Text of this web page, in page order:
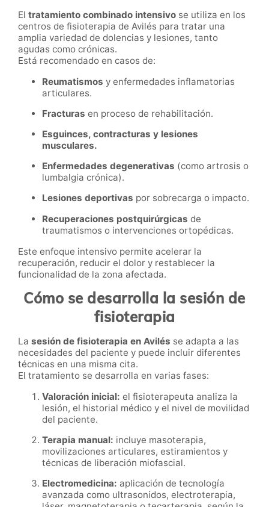
El tratamiento combinado intensivo se utiliza en los
centros de fisioterapia de Avilés para tratar una
amplia variedad de dolencias y lesiones, tanto
agudas como crónicas.
Está recomendado en casos de:
Reumatismos y enfermedades inflamatorias
articulares.
Fracturas en proceso de rehabilitación.
Esguinces, contracturas y lesiones
musculares.
Enfermedades degenerativas (como artrosis o
lumbalgia crónica).
Lesiones deportivas por sobrecarga o impacto.
Recuperaciones postquirúrgicas de
traumatismos o intervenciones ortopédicas.
Este enfoque intensivo permite acelerar la
recuperación, reducir el dolor y restablecer la
funcionalidad de la zona afectada.
Cómo se desarrolla la sesión de
fisioterapia
La sesión de fisioterapia en Avilés se adapta a las
necesidades del paciente y puede incluir diferentes
técnicas en una misma cita.
El tratamiento se desarrolla en varias fases:
Valoración inicial: el fisioterapeuta analiza la
lesión, el historial médico y el nivel de movilidad
del paciente.
Terapia manual: incluye masoterapia,
movilizaciones articulares, estiramientos y
técnicas de liberación miofascial.
Electromedicina: aplicación de tecnología
avanzada como ultrasonidos, electroterapia,